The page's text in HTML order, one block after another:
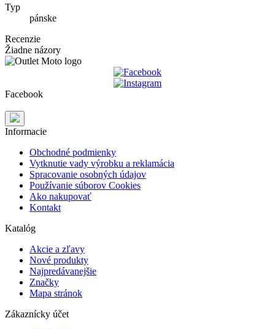
Typ
pánske
Recenzie
Žiadne názory
Facebook
Informacie
Obchodné podmienky
Vytknutie vady výrobku a reklamácia
Spracovanie osobných údajov
Používanie súborov Cookies
Ako nakupovať
Kontakt
Katalóg
Akcie a zľavy
Nové produkty
Najpredávanejšie
Značky
Mapa stránok
Zákaznícky účet